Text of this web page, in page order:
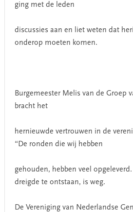
ging met de leden
discussies aan en liet weten dat
onderop moeten komen.
Burgemeester Melis van de Groep
bracht het
hernieuwde vertrouwen in de
“De ronden die wij hebben
gehouden, hebben veel
dreigde te ontstaan, is weg.
De Vereniging van Nederlandse